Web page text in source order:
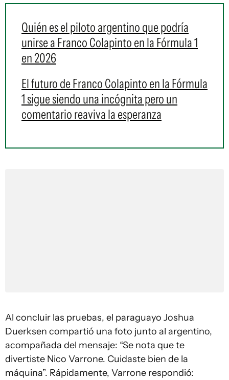
Quién es el piloto argentino que podría
unirse a Franco Colapinto en la Fórmula 1
en 2026
El futuro de Franco Colapinto en la Fórmula
1 sigue siendo una incógnita pero un
comentario reaviva la esperanza
Al concluir las pruebas, el paraguayo Joshua
Duerksen compartió una foto junto al argentino,
acompañada del mensaje: “Se nota que te
divertiste Nico Varrone. Cuidaste bien de la
máquina”. Rápidamente, Varrone respondió: